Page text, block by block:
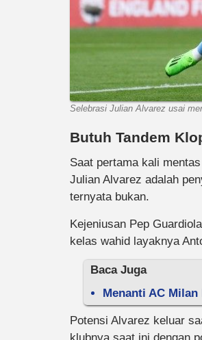
Selebrasi Julian Alvarez usai
Butuh Tandem
Saat pertama kali
Julian Alvarez adalah
ternyata bukan.
Kejeniusan Pep
kelas wahid layaknya
Baca Juga
Menanti AC
Potensi Alvarez keluar